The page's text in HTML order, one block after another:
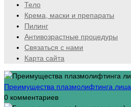
Тело
Крема, маски и препараты
Пилинг
Антивозрастные процедуры
Связаться с нами
Карта сайта
Преимущества плазмолифтинга
0 комментариев